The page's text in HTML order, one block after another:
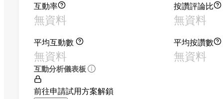
互動率
無資料
按讚評論比
無資料
平均互動數
無資料
平均按讚數
無資料
互動分析儀表板
前往申請試用方案解鎖